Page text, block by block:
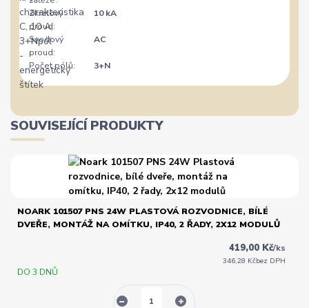
Zkratový
proud:
10 kA
Svodový
proud:
AC
Počet pólů: 3+N
SOUVISEJÍCÍ PRODUKTY
NOARK 101507 PNS 24W PLASTOVÁ ROZVODNICE, BÍLÉ
DVEŘE, MONTÁŽ NA OMÍTKU, IP40, 2 ŘADY, 2X12 MODULŮ
419,00 Kč/ks
346,28 Kčbez DPH
DO 3 DNŮ